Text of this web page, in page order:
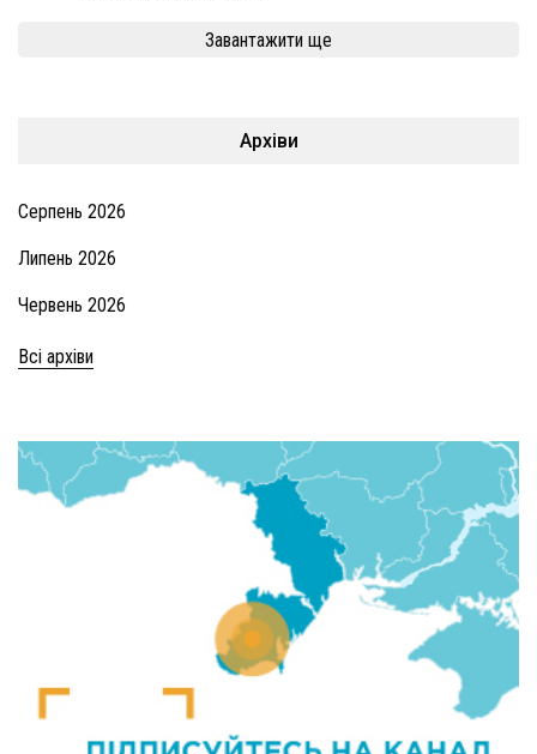
Завантажити ще
Архіви
Серпень 2026
Липень 2026
Червень 2026
Всі архіви